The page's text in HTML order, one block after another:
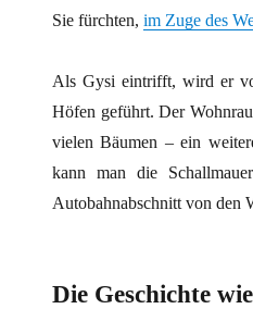
Sie fürchten, im Zuge des
Als Gysi eintrifft, wird er
Höfen geführt. Der
vielen Bäumen – ein
kann man die
Autobahnabschnitt von den
Die Geschichte